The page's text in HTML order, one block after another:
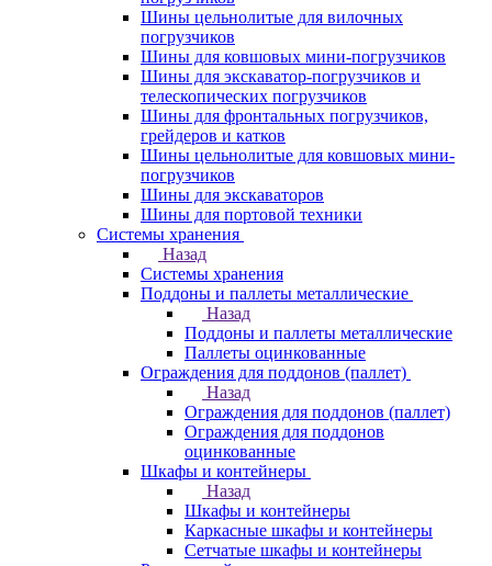
Шины цельнолитые для вилочных
погрузчиков
Шины для ковшовых мини-погрузчиков
Шины для экскаватор-погрузчиков и
телескопических погрузчиков
Шины для фронтальных погрузчиков,
грейдеров и катков
Шины цельнолитые для ковшовых мини-
погрузчиков
Шины для экскаваторов
Шины для портовой техники
Системы хранения
Назад
Системы хранения
Поддоны и паллеты металлические
Назад
Поддоны и паллеты металлические
Паллеты оцинкованные
Ограждения для поддонов (паллет)
Назад
Ограждения для поддонов (паллет)
Ограждения для поддонов
оцинкованные
Шкафы и контейнеры
Назад
Шкафы и контейнеры
Каркасные шкафы и контейнеры
Сетчатые шкафы и контейнеры